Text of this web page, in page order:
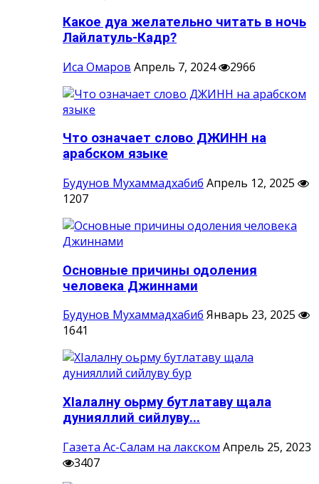
Какое дуа желательно читать в ночь
Лайлатуль-Кадр?
Иса Омаров Апрель 7, 2024 2966
Что означает слово ДЖИНН на
арабском языке
Будунов Мухаммадхабиб Апрель 12, 2025
1207
Основные причины одоления
человека Джиннами
Будунов Мухаммадхабиб Январь 23, 2025
1641
ХIалалну оьрму бутлатаву щала
дунияллий сийлуву...
Газета Ас-Салам на лакском Апрель 25, 2023
3407